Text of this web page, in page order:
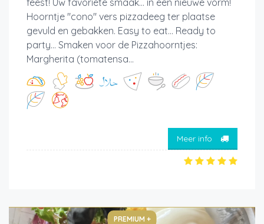
Hoorntje "cono" vers pizzadeeg ter plaatse
gevuld en gebakken. Easy to eat... Ready to
party... Smaken voor de Pizzahoorntjes:
Margherita (tomatensa...
Meer info
PREMIUM +